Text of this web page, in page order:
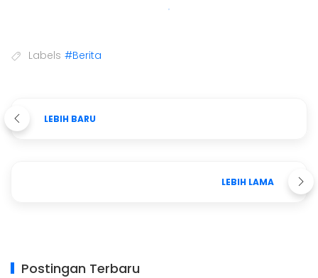
Labels #Berita
LEBIH BARU
LEBIH LAMA
Postingan Terbaru